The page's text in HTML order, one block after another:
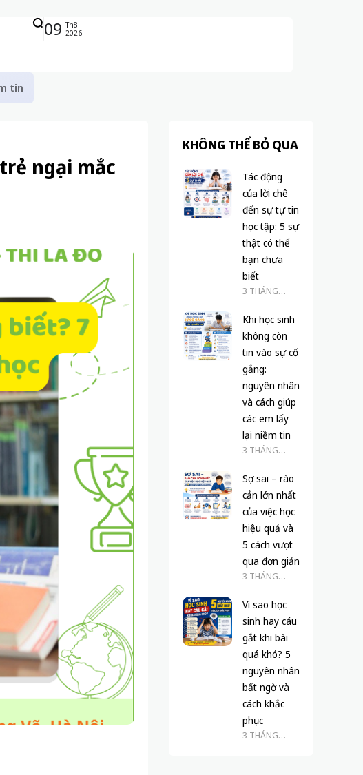
09 Th8
2026
tin
ngại mắc
KHÔNG THỂ BỎ QUA
Tác động
của lời chê
đến sự tự tin
học tập: 5 sự
thật có thể
bạn chưa
biết
3 THÁNG
Khi học sinh
không còn
tin vào sự cố
gắng:
nguyên nhân
và cách giúp
các em lấy
lại niềm tin
3 THÁNG
Sợ sai – rào
cản lớn nhất
của việc học
hiệu quả và
5 cách vượt
qua đơn giản
3 THÁNG
Vì sao học
sinh hay cáu
gắt khi bài
quá khó? 5
nguyên nhân
bất ngờ và
cách khắc
phục
3 THÁNG